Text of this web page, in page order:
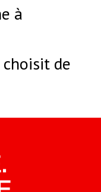
à
de